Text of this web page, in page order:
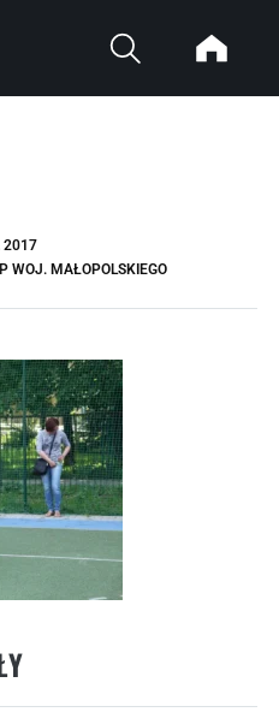
2017
WOJ. MAŁOPOLSKIEGO